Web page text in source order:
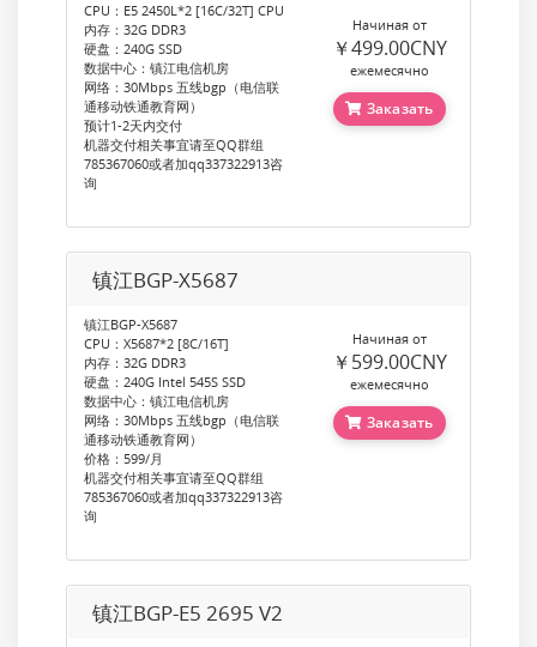
CPU：E5 2450L*2 [16C/32T] CPU
内存：32G DDR3
硬盘：240G SSD
数据中心：镇江电信机房
网络：30Mbps 五线bgp（电信联
通移动铁通教育网）
预计1-2天内交付
机器交付相关事宜请至QQ群组
785367060或者加qq337322913咨
询
Начиная от
￥499.00CNY
ежемесячно
Заказать
镇江BGP-X5687
镇江BGP-X5687
CPU：X5687*2 [8C/16T]
内存：32G DDR3
硬盘：240G Intel 545S SSD
数据中心：镇江电信机房
网络：30Mbps 五线bgp（电信联
通移动铁通教育网）
价格：599/月
机器交付相关事宜请至QQ群组
785367060或者加qq337322913咨
询
Начиная от
￥599.00CNY
ежемесячно
Заказать
镇江BGP-E5 2695 V2